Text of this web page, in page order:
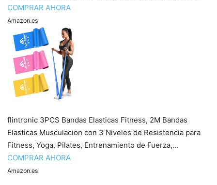
COMPRAR AHORA
Amazon.es
flintronic 3PCS Bandas Elasticas Fitness, 2M Bandas
Elasticas Musculacion con 3 Niveles de Resistencia para
Fitness, Yoga, Pilates, Entrenamiento de Fuerza,...
COMPRAR AHORA
Amazon.es